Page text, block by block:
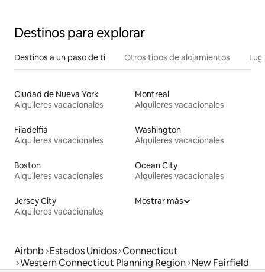
Destinos para explorar
Destinos a un paso de ti Otros tipos de alojamientos
Ciudad de Nueva York
Alquileres vacacionales
Montreal
Alquileres vacacionales
Filadelfia
Alquileres vacacionales
Washington
Alquileres vacacionales
Boston
Alquileres vacacionales
Ocean City
Alquileres vacacionales
Jersey City
Alquileres vacacionales
Mostrar más
Airbnb Estados Unidos Connecticut
Western Connecticut Planning Region New Fairfield